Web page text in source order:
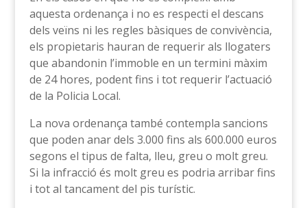
aquesta ordenança i no es respecti el descans
dels veïns ni les regles bàsiques de convivència,
els propietaris hauran de requerir als llogaters
que abandonin l’immoble en un termini màxim
de 24 hores, podent fins i tot requerir l’actuació
de la Policia Local.
La nova ordenança també contempla sancions
que poden anar dels 3.000 fins als 600.000 euros
segons el tipus de falta, lleu, greu o molt greu.
Si la infracció és molt greu es podria arribar fins
i tot al tancament del pis turístic.